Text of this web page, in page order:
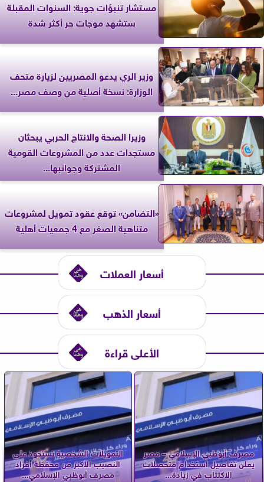
مستشار تنبؤات جوية: السنوات المقبلة
ستشهد موجات حر أكثر شدة
وزير الري يدعو المصريين لزيارة متحف
الوزارة: نسخة أصلية من وصف مصر...
وزيرا الصحة والانتاج الحربي يبحثان
مستجدات عدد من المشروعات القومية
المشتركة وجوانبها...
«التضامن» توقع عقود تمويل لمشروعات
متناهية الصغر مع 4 جمعيات أهلية
أسعار العملات
أسعار الذهب
الأعلى قراءة
مصرف أبوظبي الإسلامي – مصر
يعلن تفاصيل استخدام متحصلات
الاكتتاب في زيادة...
التمويلات الشخصية تستحوذ على
النصيب الأكبر من محفظة أفراد
مصرف أبوظبي الإسلامي...